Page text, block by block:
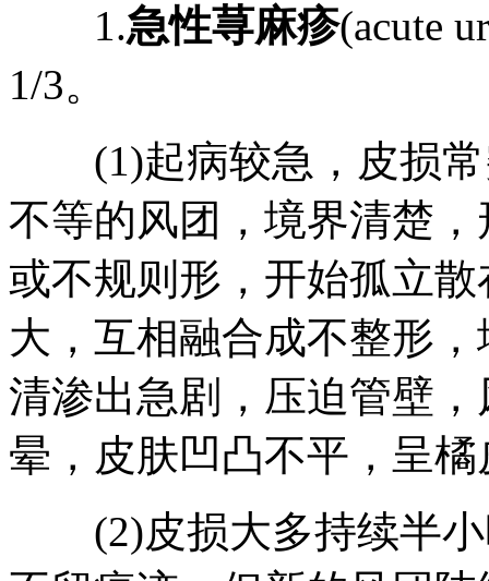
1.急性荨麻疹(acute
1/3。
(1)起病较急，皮损常
不等的风团，境界清楚
或不规则形，开始孤立
大，互相融合成不整形
清渗出急剧，压迫管壁
晕，皮肤凹凸不平，呈橘
(2)皮损大多持续半小